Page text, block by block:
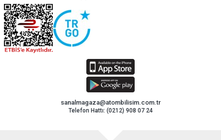
sanalmagaza@atombilisim.com.tr
Telefon Hattı: (0212) 908 07 24